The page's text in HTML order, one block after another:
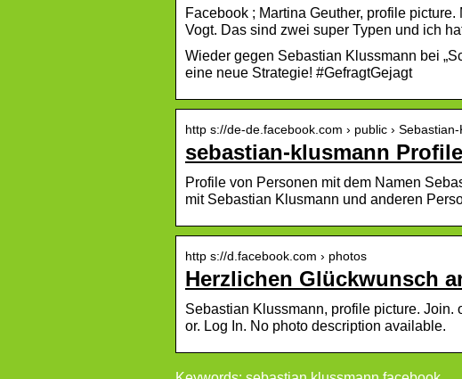
Facebook ; Martina Geuther, profile
Vogt. Das sind zwei super Typen und ich
Wieder gegen Sebastian Klussmann bei
eine neue Strategie! #GefragtGejagt
http s://de-de.facebook.com › public › Sebastian-
sebastian-klusmann
Profile von Personen mit dem Namen
mit Sebastian Klusmann und anderen
http s://d.facebook.com › photos
Herzlichen Glückwunsch
Sebastian Klussmann, profile picture. Join.
or. Log In. No photo description available.